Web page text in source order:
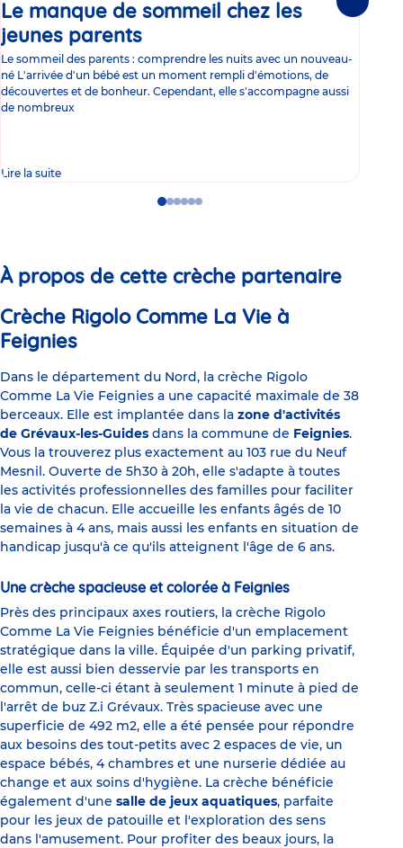
Le manque de sommeil chez les
jeunes parents
Le sommeil des parents : comprendre les nuits avec un nouveau-
né L'arrivée d'un bébé est un moment rempli d'émotions, de
découvertes et de bonheur. Cependant, elle s'accompagne aussi
de nombreux
Lire la suite
GoGoGoGo
GoGo
À propos de cette crèche partenaire
Crèche Rigolo Comme La Vie à
Feignies
Dans le département du Nord, la crèche Rigolo
Comme La Vie Feignies a une capacité maximale de 38
berceaux. Elle est implantée dans la zone d'activités
de Grévaux-les-Guides dans la commune de Feignies.
Vous la trouverez plus exactement au 103 rue du Neuf
Mesnil. Ouverte de 5h30 à 20h, elle s'adapte à toutes
les activités professionnelles des familles pour faciliter
la vie de chacun. Elle accueille les enfants âgés de 10
semaines à 4 ans, mais aussi les enfants en situation de
handicap jusqu'à ce qu'ils atteignent l'âge de 6 ans.
Une crèche spacieuse et colorée à Feignies
Près des principaux axes routiers, la crèche Rigolo
Comme La Vie Feignies bénéficie d'un emplacement
stratégique dans la ville. Équipée d'un parking privatif,
elle est aussi bien desservie par les transports en
commun, celle-ci étant à seulement 1 minute à pied de
l'arrêt de buz Z.i Grévaux. Très spacieuse avec une
superficie de 492 m2, elle a été pensée pour répondre
aux besoins des tout-petits avec 2 espaces de vie, un
espace bébés, 4 chambres et une nurserie dédiée au
change et aux soins d'hygiène. La crèche bénéficie
également d'une salle de jeux aquatiques, parfaite
pour les jeux de patouille et l'exploration des sens
dans l'amusement. Pour profiter des beaux jours, la